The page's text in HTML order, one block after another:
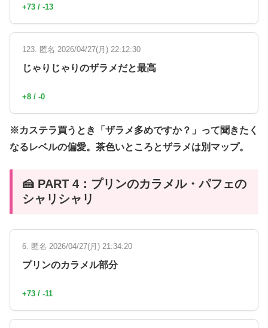
+73 / -13
123. 匿名 2026/04/27(月) 22:12:30
じゃりじゃりのザラメだと最高
+8 / -0
※カステラ買うとき「ザラメ多めですか？」って聞きたく
なるレベルの偏愛。茶色いところとザラメは別マップ。
🍰 PART 4：プリンのカラメル・パフェの
シャリシャリ
6. 匿名 2026/04/27(月) 21:34:20
プリンのカラメル部分
+73 / -11